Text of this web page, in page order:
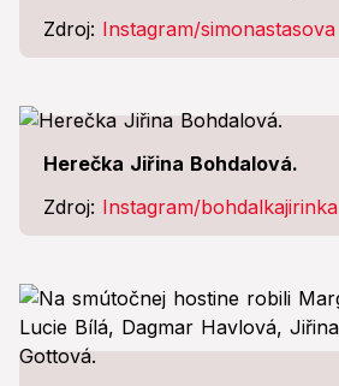
Zdroj: Instagram/simonastasova
Herečka Jiřina Bohdalová.
Zdroj: Instagram/bohdalkajirinka